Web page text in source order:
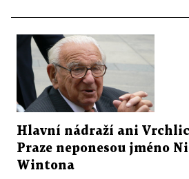
Hlavní nádraží ani
Praze neponesou jméno
Wintona